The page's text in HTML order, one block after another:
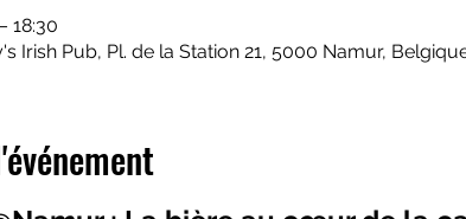
18:30
Irish Pub, Pl. de la Station 21, 5000 Namur,